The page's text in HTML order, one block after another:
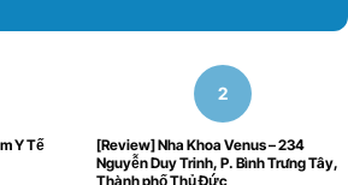
Y Tế
[Review] Nha Khoa Venus – 234
Nguyễn Duy Trinh, P. Bình Trưng Tây,
Thành phố Thủ Đức